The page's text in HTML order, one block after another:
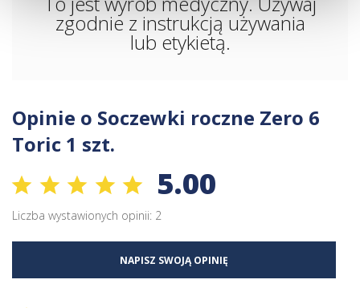
zgodnie z instrukcją używania
lub etykietą.
Opinie o Soczewki roczne Zero 6
Toric 1 szt.
5.00
Liczba wystawionych opinii: 2
NAPISZ SWOJĄ OPINIĘ